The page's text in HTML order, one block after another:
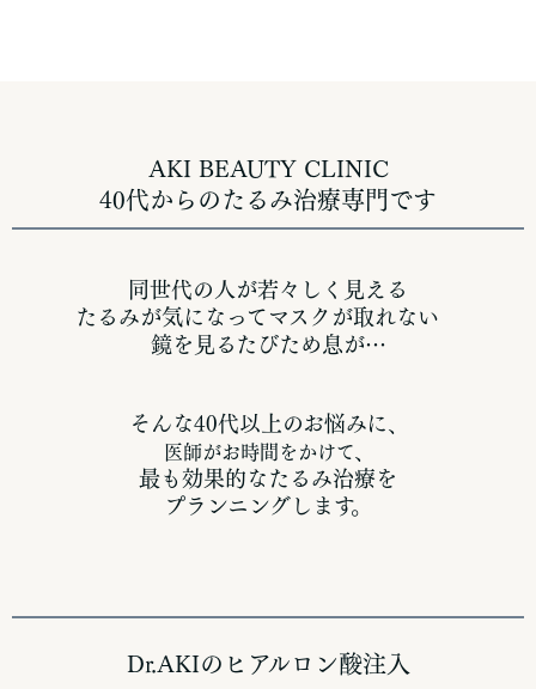
AKI BEAUTY CLINIC
40代からのたるみ治療専門です
同世代の人が若々しく見える
たるみが気になってマスクが取れない
鏡を見るたびため息が…
そんな40代以上のお悩みに
医師がお時間をかけて、
最も効果的なたるみ治療を
プランニングします。
Dr.AKIのヒアルロン酸注入